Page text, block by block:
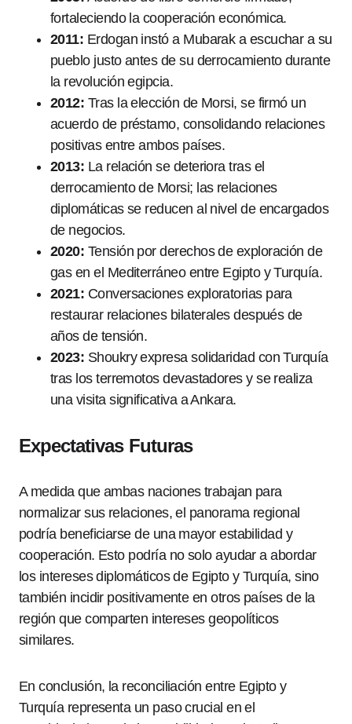
fortaleciendo la cooperación económica.
2011: Erdogan instó a Mubarak a escuchar a su
pueblo justo antes de su derrocamiento durante
la revolución egipcia.
2012: Tras la elección de Morsi, se firmó un
acuerdo de préstamo, consolidando relaciones
positivas entre ambos países.
2013: La relación se deteriora tras el
derrocamiento de Morsi; las relaciones
diplomáticas se reducen al nivel de encargados
de negocios.
2020: Tensión por derechos de exploración de
gas en el Mediterráneo entre Egipto y Turquía.
2021: Conversaciones exploratorias para
restaurar relaciones bilaterales después de
años de tensión.
2023: Shoukry expresa solidaridad con Turquía
tras los terremotos devastadores y se realiza
una visita significativa a Ankara.
Expectativas Futuras
A medida que ambas naciones trabajan para
normalizar sus relaciones, el panorama regional
podría beneficiarse de una mayor estabilidad y
cooperación. Esto podría no solo ayudar a abordar
los intereses diplomáticos de Egipto y Turquía, sino
también incidir positivamente en otros países de la
región que comparten intereses geopolíticos
similares.
En conclusión, la reconciliación entre Egipto y
Turquía representa un paso crucial en el